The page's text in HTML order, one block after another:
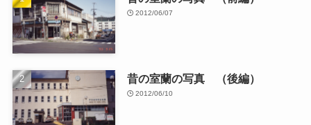
2012/06/07
昔の室蘭の写真 （後編）
2012/06/10